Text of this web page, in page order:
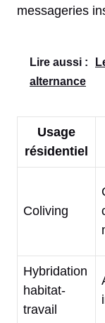
messageries
Lire aussi :
alternance
Usage
résidentiel
Coliving
Hybridation
habitat-
travail